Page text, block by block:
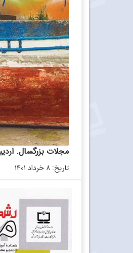
مجلات بزرگسال.
تاریخ: ۸ خرداد ۱۴۰۱